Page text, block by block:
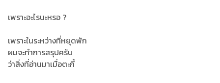
เพราะอะไรนะหรอ ?
เพราะในระหว่างที่หยุดพัก
ผมจะทำการสรุปครับ
ว่าสิ่งที่อ่านมาเมื่อตะกี้